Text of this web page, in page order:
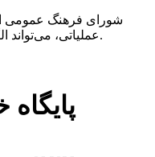
شورای فرهنگ عمومی
عملیاتی، می‌تواند الگویی برای سایر استان‌های کشور باشد.